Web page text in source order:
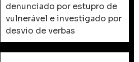
denunciado por estupro de
vulnerável e investigado por
desvio de verbas